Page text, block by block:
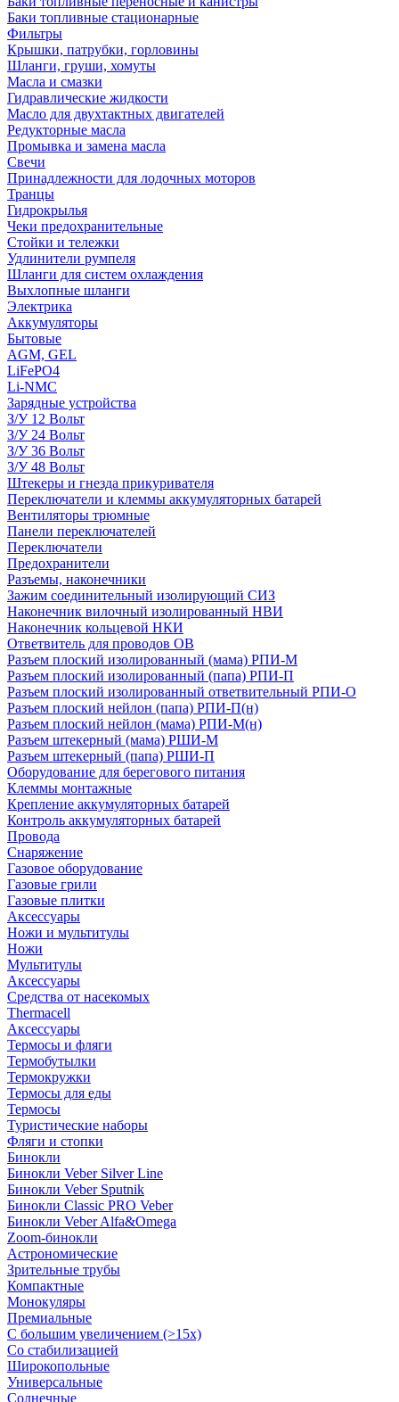
Баки топливные стационарные
Фильтры
Крышки, патрубки, горловины
Шланги, груши, хомуты
Масла и смазки
Гидравлические жидкости
Масло для двухтактных двигателей
Редукторные масла
Промывка и замена масла
Свечи
Принадлежности для лодочных моторов
Транцы
Гидрокрылья
Чеки предохранительные
Стойки и тележки
Удлинители румпеля
Шланги для систем охлаждения
Выхлопные шланги
Электрика
Аккумуляторы
Бытовые
AGM, GEL
LiFePO4
Li-NMC
Зарядные устройства
З/У 12 Вольт
З/У 24 Вольт
З/У 36 Вольт
З/У 48 Вольт
Штекеры и гнезда прикуривателя
Переключатели и клеммы аккумуляторных батарей
Вентиляторы трюмные
Панели переключателей
Переключатели
Предохранители
Разъемы, наконечники
Зажим соединительный изолирующий СИЗ
Наконечник вилочный изолированный НВИ
Наконечник кольцевой НКИ
Ответвитель для проводов ОВ
Разъем плоский изолированный (мама) РПИ-М
Разъем плоский изолированный (папа) РПИ-П
Разъем плоский изолированный ответвительный РПИ-О
Разъем плоский нейлон (папа) РПИ-П(н)
Разъем плоский нейлон (мама) РПИ-М(н)
Разъем штекерный (мама) РШИ-М
Разъем штекерный (папа) РШИ-П
Оборудование для берегового питания
Клеммы монтажные
Крепление аккумуляторных батарей
Контроль аккумуляторных батарей
Провода
Снаряжение
Газовое оборудование
Газовые грили
Газовые плитки
Аксессуары
Ножи и мультитулы
Ножи
Мультитулы
Аксессуары
Средства от насекомых
Thermacell
Аксессуары
Термосы и фляги
Термобутылки
Термокружки
Термосы для еды
Термосы
Туристические наборы
Фляги и стопки
Бинокли
Бинокли Veber Silver Line
Бинокли Veber Sputnik
Бинокли Classic PRO Veber
Бинокли Veber Alfa&Omega
Zoom-бинокли
Астрономические
Зрительные трубы
Компактные
Монокуляры
Премиальные
С большим увеличением (>15x)
Со стабилизацией
Широкопольные
Универсальные
Солнечные